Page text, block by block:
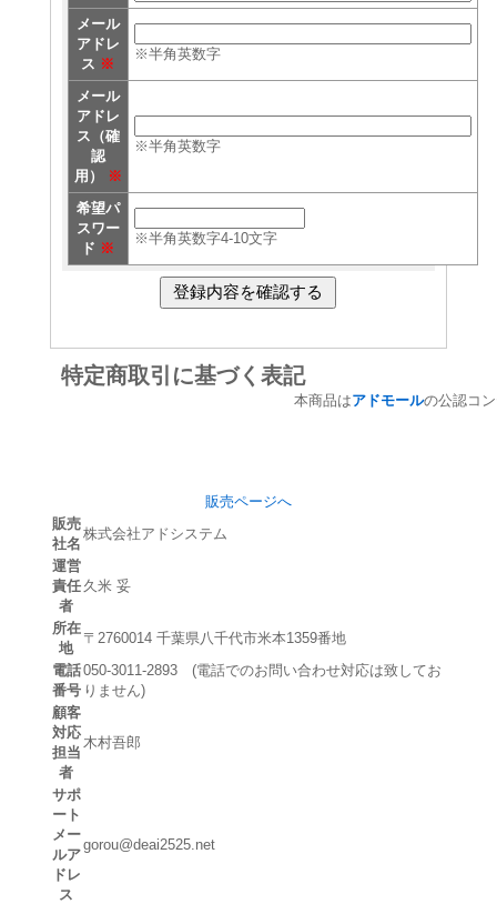
メール
アドレ
ス ※
※半角英数字
メール
アドレ
ス（確
認
用）
※
※半角英数字
希望パ
スワー
ド ※
※半角英数字4-10文字
特定商取引に基づく表記
本商品はアドモールの公認コ
販売ページへ
販売
社名
株式会社アドシステム
運営
責任
者
久米 妥
所在
地
〒2760014 千葉県八千代市米本1359番地
電話
番号
050-3011-2893 (電話でのお問い合わせ対応は致してお
りません)
顧客
対応
担当
者
木村吾郎
サポ
ート
メー
ルア
ドレ
ス
gorou@deai2525.net